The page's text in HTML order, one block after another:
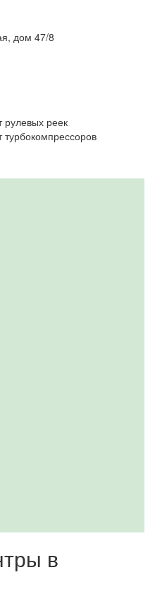
дом 47/8
рулевых реек
турбокомпрессоров
в